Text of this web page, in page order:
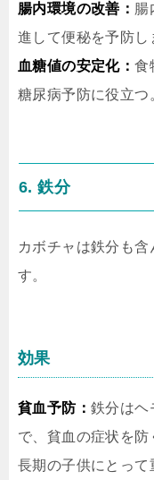
腸内環境の改善： 腸
進して便秘を予防し
血糖値の安定化：食
糖尿病予防に役立つ
6. 鉄分
カボチャは鉄分も
す。
効果
貧血予防： 鉄分はヘ
で、貧血の症状を
長期の子供にとって